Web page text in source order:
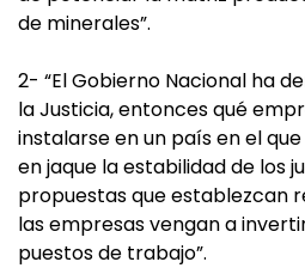
de minerales”.
2- “El Gobierno Nacional ha
la Justicia, entonces qué
instalarse en un país en el
en jaque la estabilidad de los
propuestas que establezcan
las empresas vengan a
puestos de trabajo”.